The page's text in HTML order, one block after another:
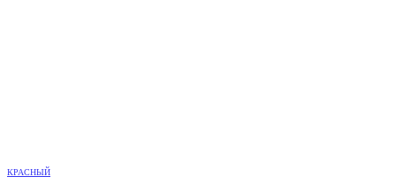
КРАСНЫЙ